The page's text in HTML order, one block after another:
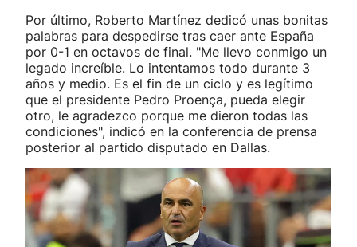
Por último, Roberto Martínez dedicó unas bonitas
palabras para despedirse tras caer ante España
por 0-1 en octavos de final. "Me llevo conmigo un
legado increíble. Lo intentamos todo durante 3
años y medio. Es el fin de un ciclo y es legítimo
que el presidente Pedro Proença, pueda elegir
otro, le agradezco porque me dieron todas las
condiciones", indicó en la conferencia de prensa
posterior al partido disputado en Dallas.